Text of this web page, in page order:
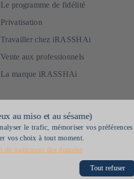
Le programme de fidélité
Privatisation
Travailler chez iRASSHAi
Vente aux professionnels
La marque iRASSHAi